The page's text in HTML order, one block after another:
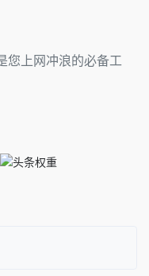
您上网冲浪的必备工